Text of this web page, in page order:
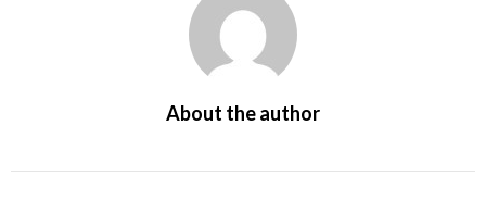
About the author